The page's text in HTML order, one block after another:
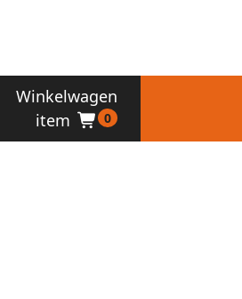
Winkelwagen
item
0